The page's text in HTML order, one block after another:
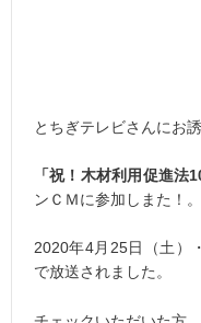
とちぎテレビさんにお
「祝！木材利用促進法
ンＣＭに参加しまた！。
2020年4月25日（土）
で放送されました。